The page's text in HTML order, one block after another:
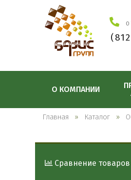
О КОМПАНИИ
Главная Каталог
Сравнение товаров